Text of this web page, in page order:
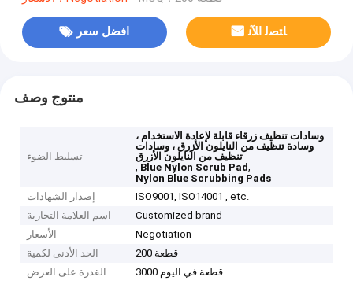
افضل سعر ﺎﺘﺼﻟ ﺍﻶﻧ
منتوج وصف
تسليط الضوء
وسادات تنظيف زرقاء قابلة لإعادة الاستخدام ،
وسادة تنظيف من النايلون الأزرق ، وسادات
تنظيف من النايلون الأزرق
, Blue Nylon Scrub Pad,
Nylon Blue Scrubbing Pads
إصدار الشهادات
ISO9001, ISO14001 , etc.
اسم العلامة التجارية
Customized brand
الأسعار
Negotiation
الحد الأدنى لكمية
200 قطعة
القدرة على العرض
3000 قطعة في اليوم